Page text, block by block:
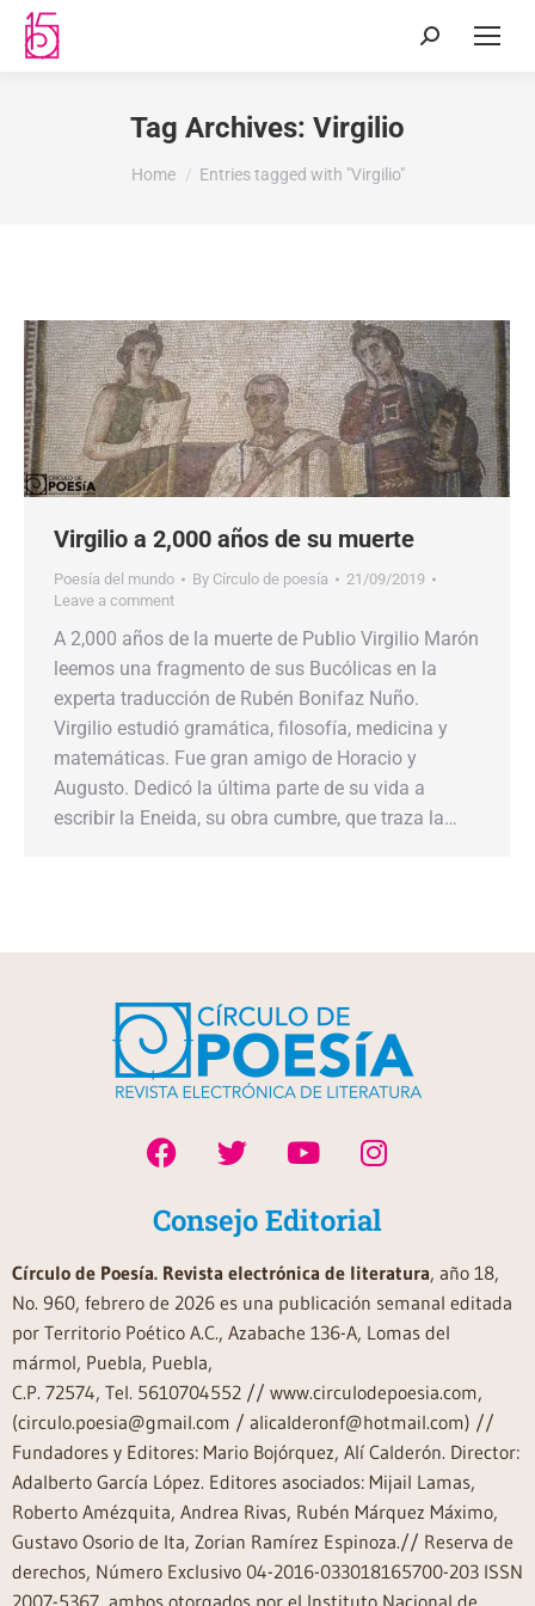
Tag Archives: Virgilio
You are here:
Home Entries tagged with "Virgilio"
Virgilio a 2,000 años de su muerte
Poesía del mundo By Círculo de poesía
21/09/2019
Leave a comment
A 2,000 años de la muerte de Publio Virgilio Marón
leemos una fragmento de sus Bucólicas en la
experta traducción de Rubén Bonifaz Nuño.
Virgilio estudió gramática, filosofía, medicina y
matemáticas. Fue gran amigo de Horacio y
Augusto. Dedicó la última parte de su vida a
escribir la Eneida, su obra cumbre, que traza la…
Consejo Editorial
Círculo de Poesía. Revista electrónica de literatura, año 18,
No. 960, febrero de 2026 es una publicación semanal editada
por Territorio Poético A.C., Azabache 136-A, Lomas del
mármol, Puebla, Puebla,
C.P. 72574, Tel. 5610704552 // www.circulodepoesia.com,
(circulo.poesia@gmail.com / alicalderonf@hotmail.com) //
Fundadores y Editores: Mario Bojórquez, Alí Calderón. Director:
Adalberto García López. Editores asociados: Mijail Lamas,
Roberto Amézquita, Andrea Rivas, Rubén Márquez Máximo,
Gustavo Osorio de Ita, Zorian Ramírez Espinoza.// Reserva de
derechos, Número Exclusivo 04-2016-033018165700-203 ISSN